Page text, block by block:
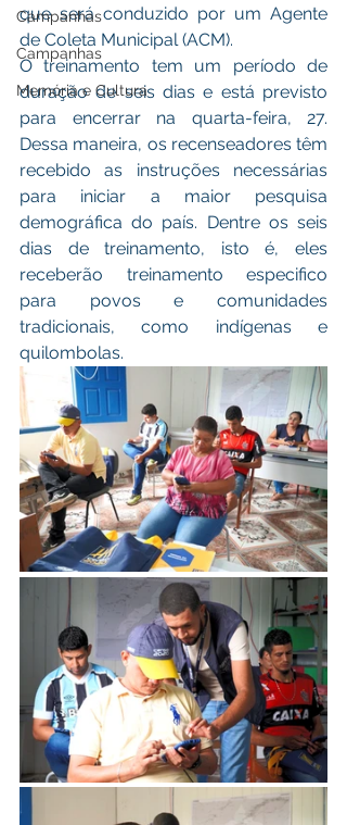
Campanhas
Campanhas
Memória e Cultura
que será conduzido por um Agente
de Coleta Municipal (ACM).
O treinamento tem um período de
duração de seis dias e está previsto
para encerrar na quarta-feira, 27.
Dessa maneira, os recenseadores têm
recebido as instruções necessárias
para iniciar a maior pesquisa
demográfica do país. Dentre os seis
dias de treinamento, isto é, eles
receberão treinamento especifico
para povos e comunidades
tradicionais, como indígenas e
quilombolas.